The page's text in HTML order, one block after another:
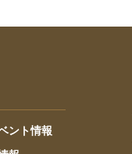
ント情報